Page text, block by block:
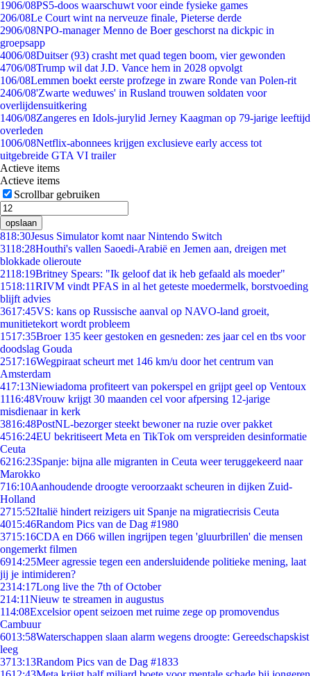
1906/08PS5-doos waarschuwt voor einde fysieke games
206/08Le Court wint na nerveuze finale, Pieterse derde
2906/08NPO-manager Menno de Boer geschorst na dickpic in
groepsapp
4006/08Duitser (93) crasht met quad tegen boom, vier gewonden
4706/08Trump wil dat J.D. Vance hem in 2028 opvolgt
106/08Lemmen boekt eerste profzege in zware Ronde van Polen-rit
2406/08'Zwarte weduwes' in Rusland trouwen soldaten voor
overlijdensuitkering
1406/08Zangeres en Idols-jurylid Jerney Kaagman op 79-jarige leeftijd
overleden
1006/08Netflix-abonnees krijgen exclusieve early access tot
uitgebreide GTA VI trailer
Actieve items
Actieve items
Scrollbar gebruiken
opslaan
818:30Jesus Simulator komt naar Nintendo Switch
3118:28Houthi's vallen Saoedi-Arabië en Jemen aan, dreigen met
blokkade olieroute
2118:19Britney Spears: "Ik geloof dat ik heb gefaald als moeder"
1518:11RIVM vindt PFAS in al het geteste moedermelk, borstvoeding
blijft advies
3617:45VS: kans op Russische aanval op NAVO-land groeit,
munitietekort wordt probleem
1517:35Broer 135 keer gestoken en gesneden: zes jaar cel en tbs voor
doodslag Gouda
2517:16Wegpiraat scheurt met 146 km/u door het centrum van
Amsterdam
417:13Niewiadoma profiteert van pokerspel en grijpt geel op Ventoux
1116:48Vrouw krijgt 30 maanden cel voor afpersing 12-jarige
misdienaar in kerk
3816:48PostNL-bezorger steekt bewoner na ruzie over pakket
4516:24EU bekritiseert Meta en TikTok om verspreiden desinformatie
Ceuta
6216:23Spanje: bijna alle migranten in Ceuta weer teruggekeerd naar
Marokko
716:10Aanhoudende droogte veroorzaakt scheuren in dijken Zuid-
Holland
2715:52Italië hindert reizigers uit Spanje na migratiecrisis Ceuta
4015:46Random Pics van de Dag #1980
3715:16CDA en D66 willen ingrijpen tegen 'gluurbrillen' die mensen
ongemerkt filmen
6914:25Meer agressie tegen een andersluidende politieke mening, laat
jij je intimideren?
2314:17Long live the 7th of October
214:11Nieuw te streamen in augustus
114:08Excelsior opent seizoen met ruime zege op promovendus
Cambuur
6013:58Waterschappen slaan alarm wegens droogte: Gereedschapskist
leeg
3713:13Random Pics van de Dag #1833